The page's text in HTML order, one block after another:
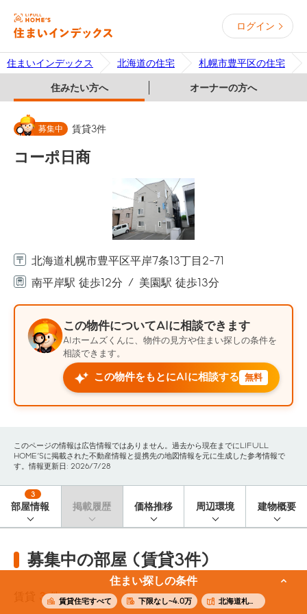
ログイン
住まいインデックス 北海道の住宅 札幌市豊平区の住宅
住みたい方へ オーナーの方へ
住まい探しの条件
賃貸住宅すべて 下限なし~4.0万 北海道札幌市豊平区
募集中 賃貸3件
コーポ日商
北海道札幌市豊平区平岸7条13丁目2-71
南平岸駅 徒歩12分
美園駅 徒歩13分
この物件についてAIに相談できます
AIホームズくんに、物件の見方や住まい探しの条件を
相談できます。
この物件をもとにAIに相談する 無料
このページの情報は広告情報ではありません。過去から現在までにLIFULL
HOME'Sに掲載された不動産情報と提携先の地図情報を元に生成した参考情報で
す。情報更新日: 2026/7/28
部屋情報
3
掲載履歴 価格推移 周辺環境 建物概要
募集中の部屋 (賃貸3件)
3 件